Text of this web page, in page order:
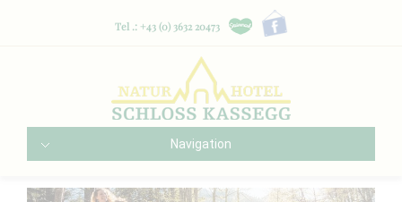
Tel .: +43 (0) 3632 20473
Navigation